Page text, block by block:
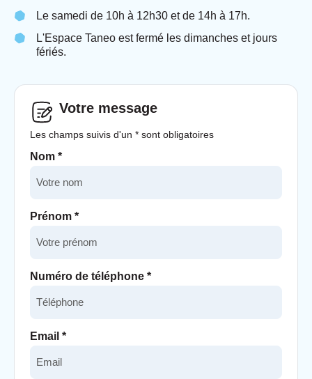
Le samedi de 10h à 12h30 et de 14h à 17h.
L'Espace Taneo est fermé les dimanches et jours
fériés.
Votre message
Les champs suivis d'un * sont obligatoires
Nom *
Prénom *
Numéro de téléphone *
Email *